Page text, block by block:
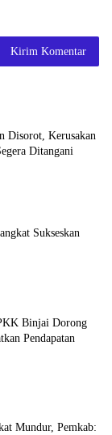
Disorot, Kerusakan
Ditangani
Sukseskan
Binjai Dorong
Pendapatan
Mundur, Pemkab: